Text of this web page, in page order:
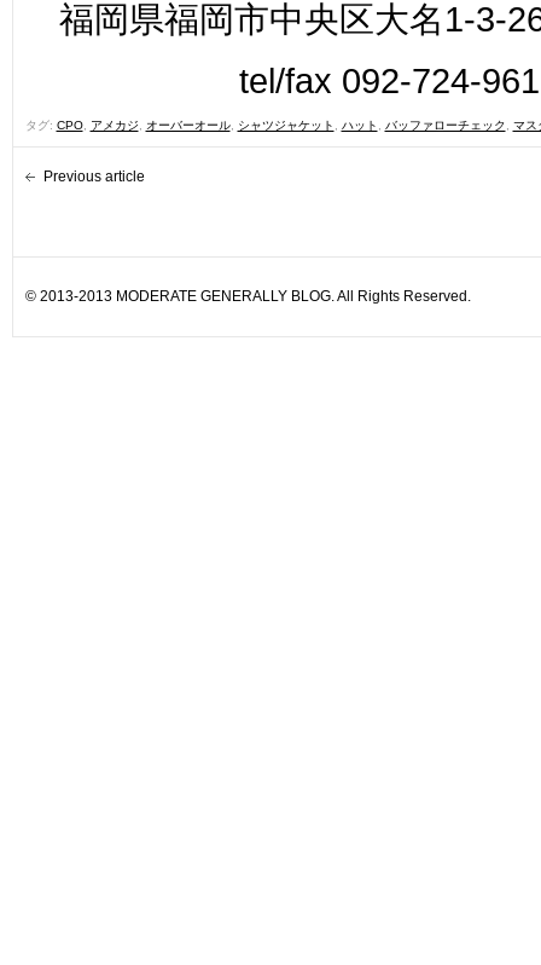
福岡県福岡市中央区大名1-3-
tel/fax 092-724-
タグ: CPO, アメカジ オーバーオール, シャツジャケット ハット バッファローチェック マス
Previous article
© 2013-2013 MODERATE GENERALLY BLOG. All Rights Reserved.